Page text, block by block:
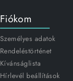
Fiókom
Személyes adatok
Rendeléstörténet
Kívánságlista
Hírlevél beállítások